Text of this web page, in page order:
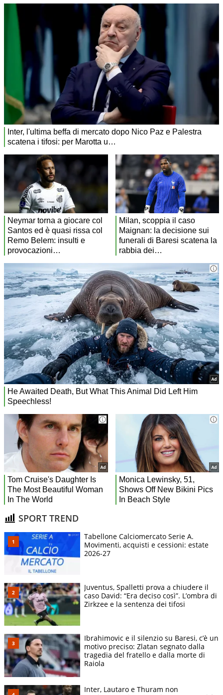
SPORT TREND
Tabellone Calciomercato Serie A.
Movimenti, acquisti e cessioni: estate
2026-27
Juventus, Spalletti prova a chiudere il
caso David: “Era deciso così”. L’ombra di
Zirkzee e la sentenza dei tifosi
Ibrahimovic e il silenzio su Baresi, c’è un
motivo preciso: Zlatan segnato dalla
tragedia del fratello e dalla morte di
Raiola
Inter, Lautaro e Thuram non